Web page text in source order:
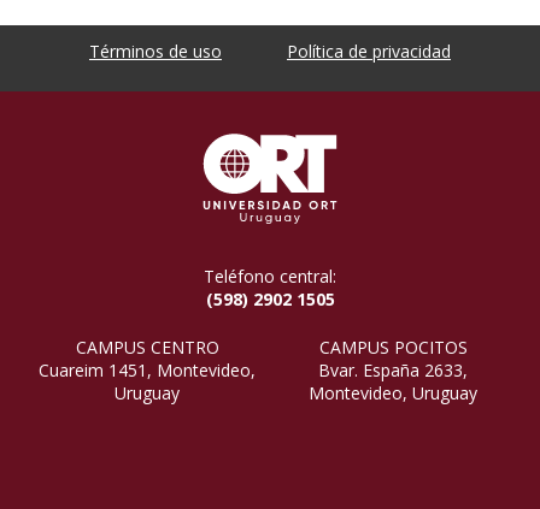
Términos de uso Política de privacidad
Teléfono central:
(598) 2902 1505
CAMPUS CENTRO
Cuareim 1451, Montevideo,
Uruguay
CAMPUS POCITOS
Bvar. España 2633,
Montevideo, Uruguay